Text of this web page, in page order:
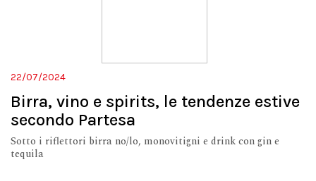
22/07/2024
Birra, vino e spirits, le tendenze estive
secondo Partesa
Sotto i riflettori birra no/lo, monovitigni e drink con gin e
tequila